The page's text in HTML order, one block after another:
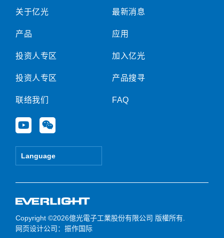
关于亿光
产品
投资人专区
投资人专区
联络我们
Y
o
u
e
W
e
i
Language
最新消息
应用
加入亿光
产品搜寻
FAQ
Copyright ©2026億光電子工業股份有限公司 版權所有.
网页设计公司 ：振作国际